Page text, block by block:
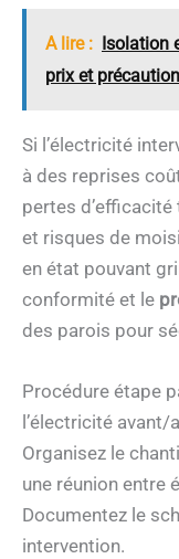
A lire : Isolation
prix et
Si l’électricité
à des reprises
pertes
et risques de
en état pouvant
conformité et le
des parois pour
Procédure étape
l’électricité
Organisez le
une réunion entre
Documentez le
intervention.